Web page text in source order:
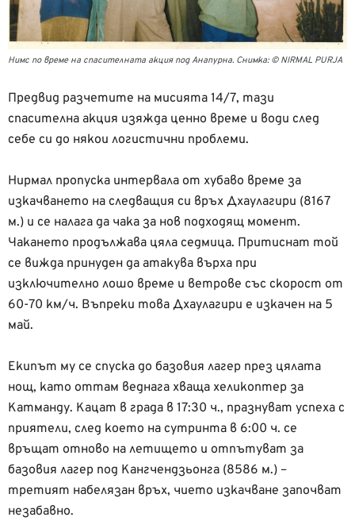
Нимс по време на спасителната акция под Анапурна. Снимка: © NIRMAL PURJA
Предвид разчетите на мисията 14/7, тази
спасителна акция изяжда ценно време и води след
себе си до някои логистични проблеми.
Нирмал пропуска интервала от хубаво време за
изкачването на следващия си връх Дхаулагири (8167
м.) и се налага да чака за нов подходящ момент.
Чакането продължава цяла седмица. Притиснат той
се вижда принуден да атакува върха при
изключително лошо време и ветрове със скорост от
60-70 км/ч. Въпреки това Дхаулагири е изкачен на 5
май.
Екипът му се спуска до базовия лагер през цялата
нощ, като оттам веднага хваща хеликоптер за
Катманду. Кацат в града в 17:30 ч., празнуват успеха с
приятели, след което на сутринта в 6:00 ч. се
връщат отново на летището и отпътуват за
базовия лагер под Кангчендзьонга (8586 м.) –
третият набелязан връх, чието изкачване започват
незабавно.